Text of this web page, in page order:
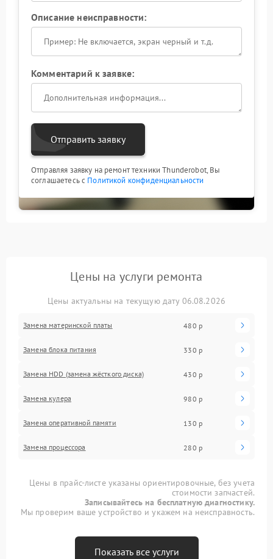
Описание неисправности:
Комментарий к заявке:
Отправить заявку
Отправляя заявку на ремонт техники Thunderobot, Вы
соглашаетесь с Политикой конфиденциальности
Цены на услуги ремонта
Цены актуальны на текущую дату 06.08.2026
Замена материнской платы 480 р
Замена блока питания 330 р
Замена HDD (замена жёсткого диска) 430 р
Замена кулера 980 р
Замена оперативной памяти 130 р
Замена процессора 280 р
Цены в прайс-листе указаны ориентировочные, без учета
стоимости запчастей.
Записывайтесь на бесплатную диагностику.
Мы проверим ваше устройство и укажем на неисправность.
Показать все услуги